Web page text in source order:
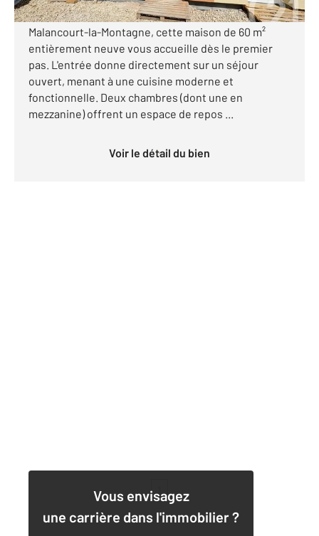
Malancourt-la-Montagne, cette maison de 60 m²
entièrement neuve vous accueille dès le premier
pas. L'entrée donne directement sur un séjour
ouvert, menant à une cuisine moderne et
fonctionnelle. Deux chambres (dont une en
mezzanine) offrent un espace de repos ...
Voir le détail du bien
Vous envisagez
une carrière dans l'immobilier ?